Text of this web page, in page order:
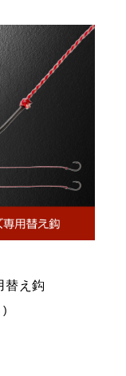
替え鈎
)